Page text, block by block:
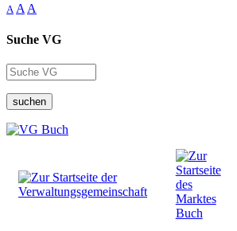
A A A
Suche VG
suchen